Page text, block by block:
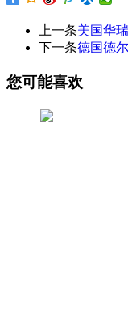
上一条美国华
下一条德国德
您可能喜欢